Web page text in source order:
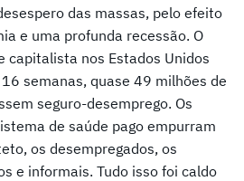
das massas, pelo efeito
e uma profunda recessão. O
capitalista nos Estados Unidos
semanas, quase 49 milhões de
seguro-desemprego. Os
de saúde pago empurram
os desempregados, os
e informais. Tudo isso foi caldo